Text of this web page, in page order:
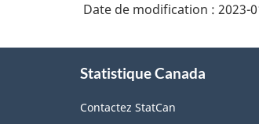
Date de modification : 2023-
Statistique Canada
Contactez StatCan